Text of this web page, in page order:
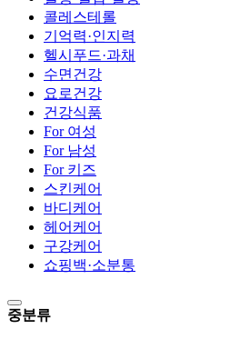
콜레스테롤
기억력·인지력
헬시푸드·과채
수면건강
요로건강
건강식품
For 여성
For 남성
For 키즈
스킨케어
바디케어
헤어케어
구강케어
쇼핑백·소분통
중분류